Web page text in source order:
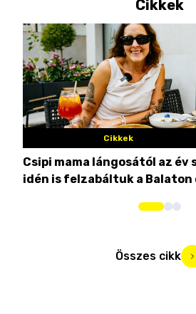
Cikkek
Cikkek
Csipi mama lángosától az
idén is felzabáltuk a
Összes cikk